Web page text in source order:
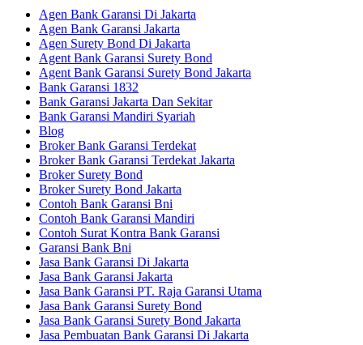
Agen Bank Garansi Di Jakarta
Agen Bank Garansi Jakarta
Agen Surety Bond Di Jakarta
Agent Bank Garansi Surety Bond
Agent Bank Garansi Surety Bond Jakarta
Bank Garansi 1832
Bank Garansi Jakarta Dan Sekitar
Bank Garansi Mandiri Syariah
Blog
Broker Bank Garansi Terdekat
Broker Bank Garansi Terdekat Jakarta
Broker Surety Bond
Broker Surety Bond Jakarta
Contoh Bank Garansi Bni
Contoh Bank Garansi Mandiri
Contoh Surat Kontra Bank Garansi
Garansi Bank Bni
Jasa Bank Garansi Di Jakarta
Jasa Bank Garansi Jakarta
Jasa Bank Garansi PT. Raja Garansi Utama
Jasa Bank Garansi Surety Bond
Jasa Bank Garansi Surety Bond Jakarta
Jasa Pembuatan Bank Garansi Di Jakarta